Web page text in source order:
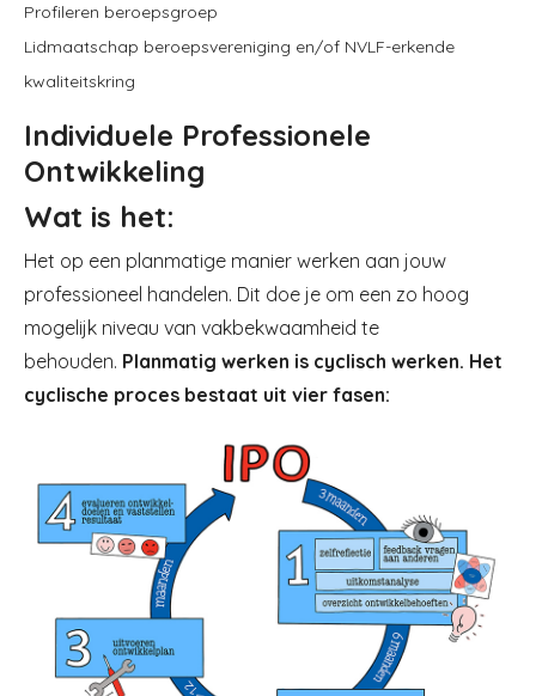
Profileren beroepsgroep
Lidmaatschap beroepsvereniging en/of NVLF-erkende
kwaliteitskring
Individuele Professionele
Ontwikkeling
Wat is het:
Het op een planmatige manier werken aan jouw
professioneel handelen. Dit doe je om een zo hoog
mogelijk niveau van vakbekwaamheid te
behouden. Planmatig werken is cyclisch werken. Het
cyclische proces bestaat uit vier fasen: